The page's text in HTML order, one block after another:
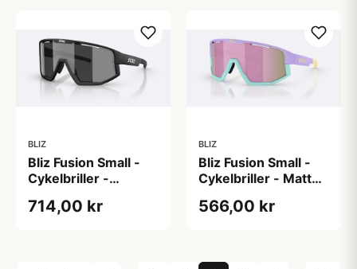
BLIZ
Bliz Fusion Small -
Cykelbriller -
Mirror
714,00 kr
BLIZ
Bliz Fusion Small -
Cykelbriller - Matt
Purple/Brown/Pink
566,00 kr